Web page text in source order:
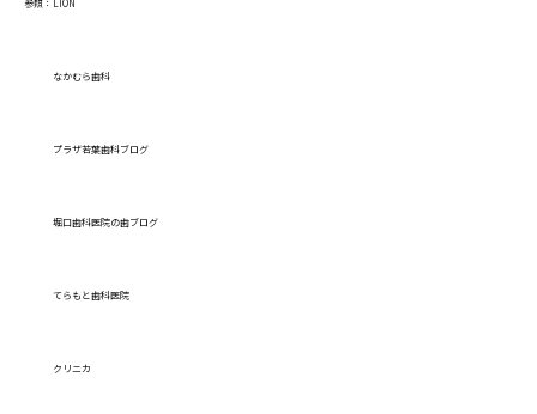
参照： LION
なかむら歯科
プラザ若葉歯科ブログ
堀口歯科医院の歯ブログ
てらもと歯科医院
クリニカ